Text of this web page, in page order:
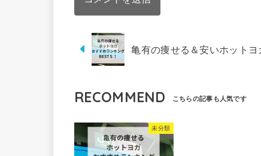
亀有の痩せる＆安いホット
RECOMMEND
未分類